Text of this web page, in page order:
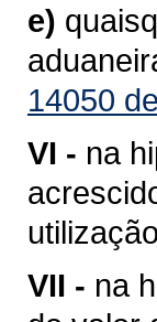
e)
14050
VI - na
VII - na